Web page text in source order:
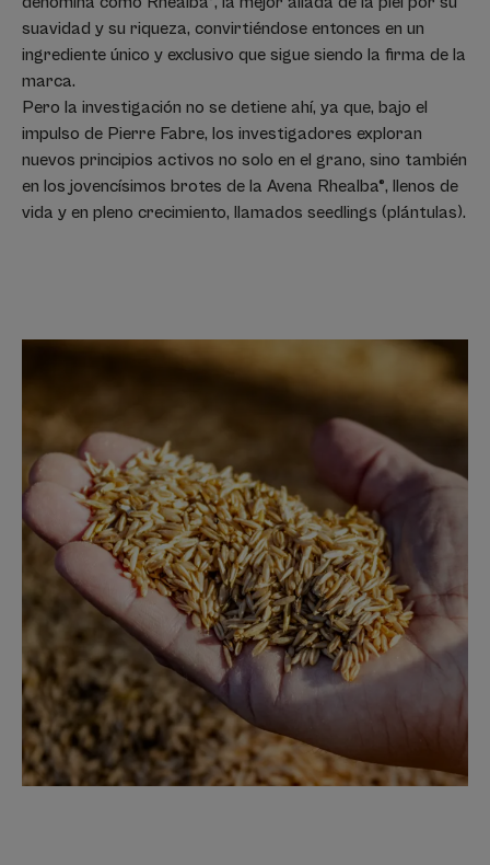
suavidad y su riqueza, convirtiéndose entonces en un
ingrediente único y exclusivo que sigue siendo la firma de la
marca.
Pero la investigación no se detiene ahí, ya que, bajo el
impulso de Pierre Fabre, los investigadores exploran
nuevos principios activos no solo en el grano, sino también
en los jovencísimos brotes de la Avena Rhealba®, llenos de
vida y en pleno crecimiento, llamados seedlings (plántulas).